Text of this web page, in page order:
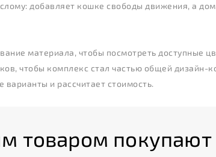
добавляет кошке свободы движения, а
материала, чтобы посмотреть доступные
чтобы комплекс стал частью общей
и рассчитает стоимость.
товаром покупают